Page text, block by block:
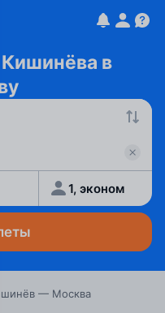
в
1, эконом
— Москва